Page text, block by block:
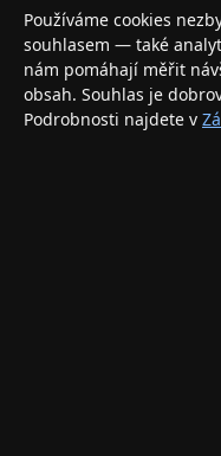
Váš specializovaný
elektronikou. Nakupujte
INFORMACE
Doprava a doručení
Používáme cookies
souhlasem — také
nám pomáhají měřit
obsah. Souhlas je
Podrobnosti najdete v